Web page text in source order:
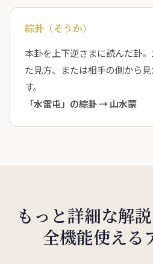
綜卦（そうか）
本卦を上下逆さまに読んだ卦
た見方、または相手の側から
す。
「水雷屯」の綜卦 →山水蒙
もっと詳細な解
全機能使える